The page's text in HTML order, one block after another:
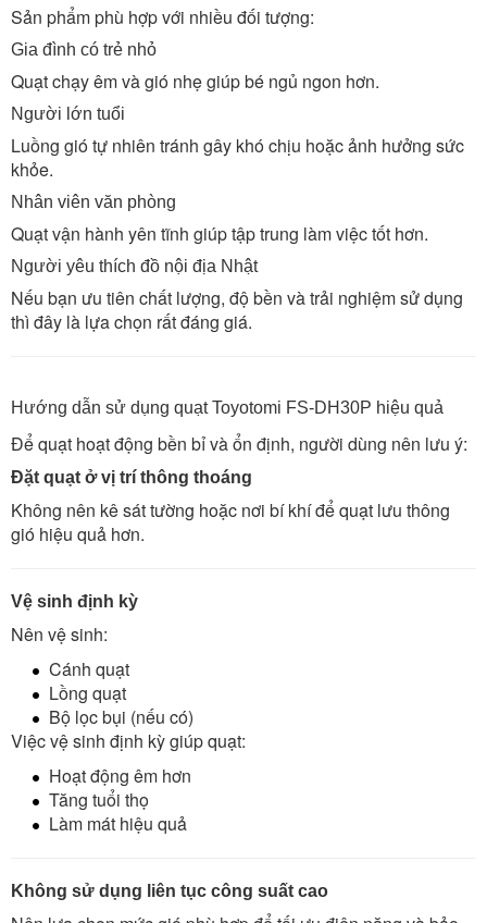
Sản phẩm phù hợp với nhiều đối tượng:
Gia đình có trẻ nhỏ
Quạt chạy êm và gió nhẹ giúp bé ngủ ngon hơn.
Người lớn tuổi
Luồng gió tự nhiên tránh gây khó chịu hoặc ảnh hưởng sức
khỏe.
Nhân viên văn phòng
Quạt vận hành yên tĩnh giúp tập trung làm việc tốt hơn.
Người yêu thích đồ nội địa Nhật
Nếu bạn ưu tiên chất lượng, độ bền và trải nghiệm sử dụng
thì đây là lựa chọn rất đáng giá.
Hướng dẫn sử dụng quạt Toyotomi FS-DH30P hiệu quả
Để quạt hoạt động bền bỉ và ổn định, người dùng nên lưu ý:
Đặt quạt ở vị trí thông thoáng
Không nên kê sát tường hoặc nơi bí khí để quạt lưu thông
gió hiệu quả hơn.
Vệ sinh định kỳ
Nên vệ sinh:
Cánh quạt
Lồng quạt
Bộ lọc bụi (nếu có)
Việc vệ sinh định kỳ giúp quạt:
Hoạt động êm hơn
Tăng tuổi thọ
Làm mát hiệu quả
Không sử dụng liên tục công suất cao